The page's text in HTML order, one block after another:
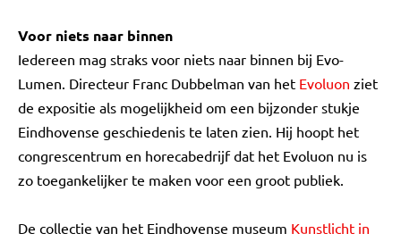
Voor niets naar binnen
Iedereen mag straks voor niets naar binnen bij Evo-
Lumen. Directeur Franc Dubbelman van het Evoluon ziet
de expositie als mogelijkheid om een bijzonder stukje
Eindhovense geschiedenis te laten zien. Hij hoopt het
congrescentrum en horecabedrijf dat het Evoluon nu is
zo toegankelijker te maken voor een groot publiek.
De collectie van het Eindhovense museum Kunstlicht in